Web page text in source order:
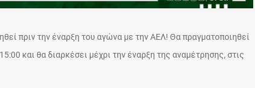
πριν την έναρξη του αγώνα με την ΑΕΛ! Θα πραγματοποιηθεί
και θα διαρκέσει μέχρι την έναρξη της αναμέτρησης, στις